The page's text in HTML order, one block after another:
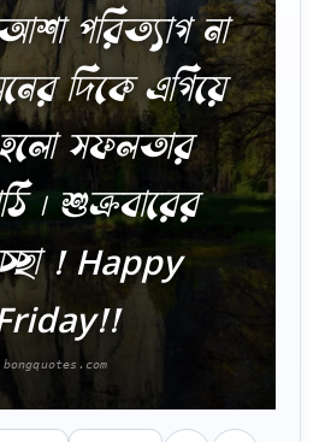
পরিত্যাগ না
দিকে এগিয়ে
সফলতার
। শুক্রবারের
! Happy